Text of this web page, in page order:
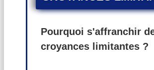
Pourquoi s'affranchir
croyances limitantes ?